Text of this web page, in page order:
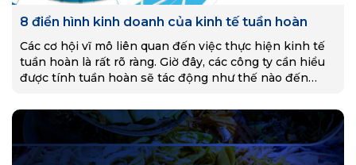
8 điển hình kinh doanh của kinh tế tuần hoàn
Các cơ hội vĩ mô liên quan đến việc thực hiện kinh tế
tuần hoàn là rất rõ ràng. Giờ đây, các công ty cần hiểu
được tính tuần hoàn sẽ tác động như thế nào đến
trong ngành hoặc lĩnh vực cụ thể.